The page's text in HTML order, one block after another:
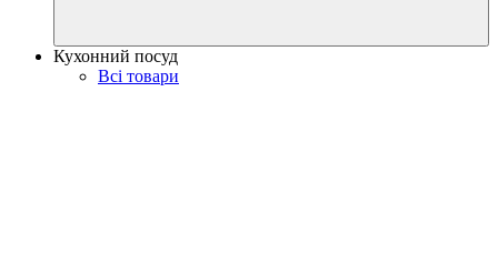
Кухонний посуд
Всі товари